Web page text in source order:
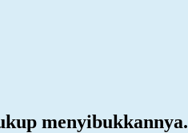
menyibukkannya.